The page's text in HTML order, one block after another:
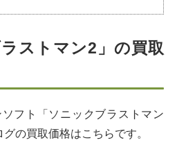
ラストマン2」の買取
フト「ソニックブラストマン
の買取価格はこちらです。